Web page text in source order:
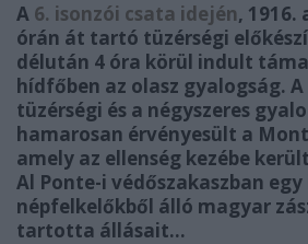
A 6. isonzói csata idején, 1916.
órán át tartó tüzérségi
délután 4 óra körül indult
hídfőben az olasz gyalogság.
tüzérségi és a négyszeres
hamarosan érvényesült a
amely az ellenség kezébe
Al Ponte-i védőszakaszban egy
népfelkelőkből álló magyar
tartotta állásait…